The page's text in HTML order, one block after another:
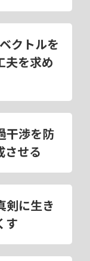
クトルを
夫を求め
干渉を防
させる
に生き
す